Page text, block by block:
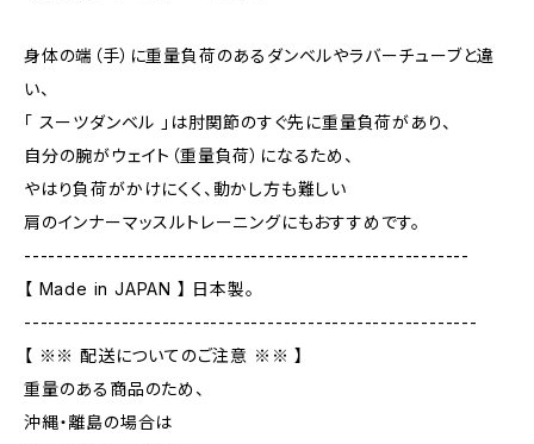
身体の端（手）に重量負荷のあるダンベルやラバーチューブと違
い、
「 スーツダンベル 」は肘関節のすぐ先に重量負荷があり、
自分の腕がウェイト（重量負荷）になるため、
やはり負荷がかけにくく、動かし方も難しい
肩のインナーマッスルトレーニングにもおすすめです。
-------------------------------------------------------
【 Made in JAPAN 】 日本製。
--------------------------------------------------------
【 ※※ 配送についてのご注意 ※※ 】
重量のある商品のため、
沖縄・離島の場合は